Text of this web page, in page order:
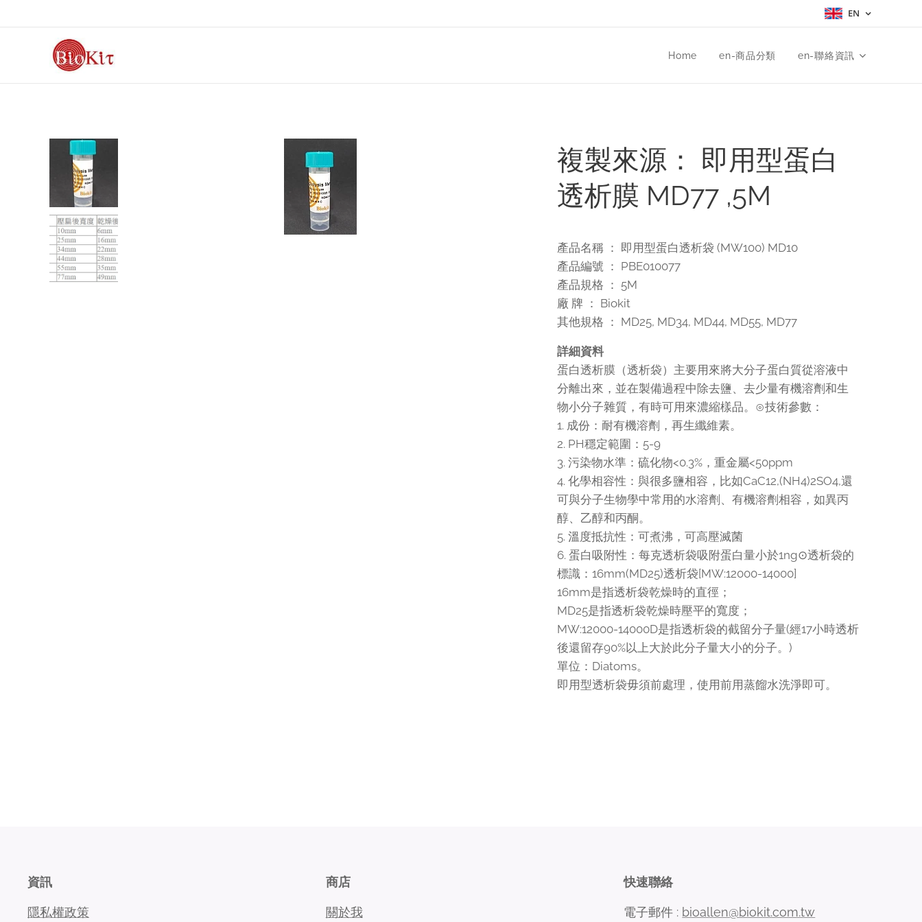
EN
Home en-商品分類 en-聯絡資訊
複製來源： 即用型蛋白
透析膜 MD77 ,5M
產品名稱 ： 即用型蛋白透析袋 (MW100) MD10
產品編號 ： PBE010077
產品規格 ： 5M
廠 牌 ： Biokit
其他規格 ： MD25, MD34, MD44, MD55, MD77
詳細資料
蛋白透析膜（透析袋）主要用來將大分子蛋白質從溶液中
分離出來，並在製備過程中除去鹽、去少量有機溶劑和生
物小分子雜質，有時可用來濃縮樣品。⊙技術參數：
1. 成份：耐有機溶劑，再生纖維素。
2. PH穩定範圍：5-9
3. 污染物水準：硫化物<0.3%，重金屬<50ppm
4. 化學相容性：與很多鹽相容，比如CaC12,(NH4)2SO4,還
可與分子生物學中常用的水溶劑、有機溶劑相容，如異丙
醇、乙醇和丙酮。
5. 溫度抵抗性：可煮沸，可高壓滅菌
6. 蛋白吸附性：每克透析袋吸附蛋白量小於1ng⊙透析袋的
標識：16mm(MD25)透析袋[MW:12000-14000]
16mm是指透析袋乾燥時的直徑；
MD25是指透析袋乾燥時壓平的寬度；
MW:12000-14000D是指透析袋的截留分子量(經17小時透析
後還留存90%以上大於此分子量大小的分子。)
單位：Diatoms。
即用型透析袋毋須前處理，使用前用蒸餾水洗淨即可。
資訊
隱私權政策
商店
關於我
快速聯絡
電子郵件 : bioallen@biokit.com.tw